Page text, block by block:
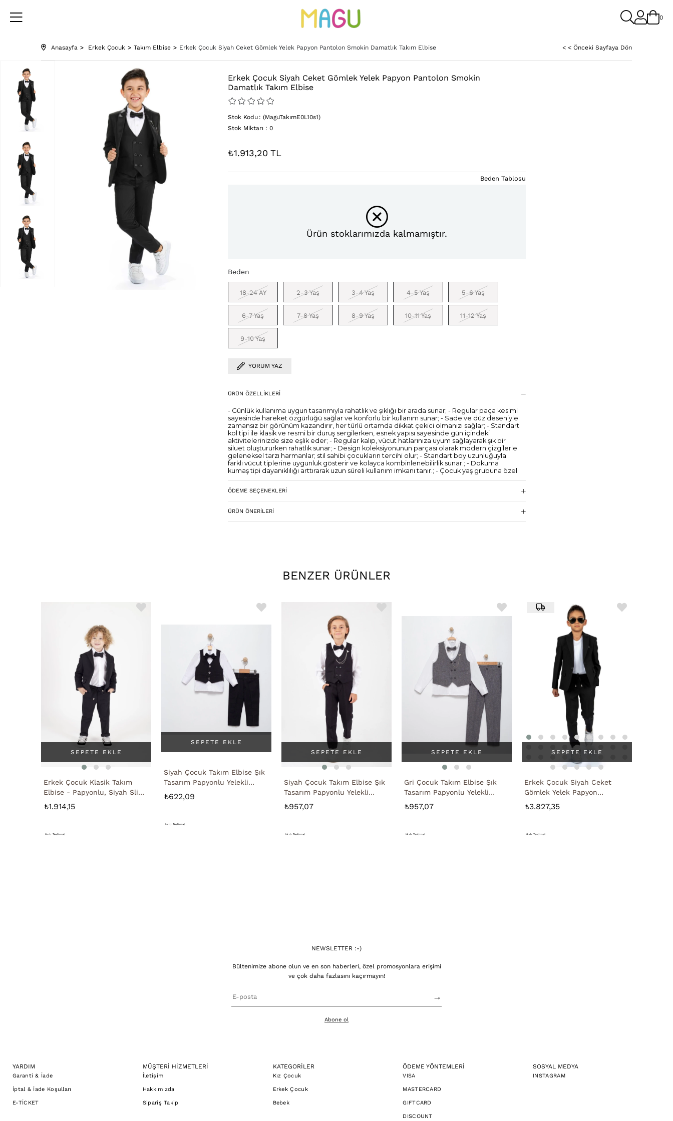
0
Anasayfa Erkek Çocuk Takım Elbise Erkek Çocuk Siyah Ceket Gömlek Yelek Papyon Pantolon Smokin Damatlık Takım Elbise < < Önceki Sayfaya Dön
Erkek Çocuk Siyah Ceket Gömlek Yelek Papyon Pantolon Smokin
Damatlık Takım Elbise
(MaguTakımE0L10s1)
Stok Kodu
Stok Miktarı : 0
₺1.913,20
Ürün stoklarımızda kalmamıştır.
Beden
18-24 AY 2-3 Yaş 3-4 Yaş 4-5 Yaş 5-6 Yaş
6-7 Yaş 7-8 Yaş 8-9 Yaş 10-11 Yaş 11-12 Yaş
9-10 Yaş
Beden Tablosu
YORUM YAZ
ÜRÜN ÖZELLIKLERI
- Günlük kullanıma uygun tasarımıyla rahatlık ve şıklığı bir arada sunar; - Regular paça kesimi
sayesinde hareket özgürlüğü sağlar ve konforlu bir kullanım sunar; - Sade ve düz deseniyle
zamansız bir görünüm kazandırır, her türlü ortamda dikkat çekici olmanızı sağlar; - Standart
kol tipi ile klasik ve resmi bir duruş sergilerken, esnek yapısı sayesinde gün içindeki
aktivitelerinizde size eşlik eder; - Regular kalıp, vücut hatlarınıza uyum sağlayarak şık bir
siluet oluştururken rahatlık sunar; - Design koleksiyonunun parçası olarak modern çizgilerle
geleneksel tarzı harmanlar; stil sahibi çocukların tercihi olur; - Standart boy uzunluğuyla
farklı vücut tiplerine uygunluk gösterir ve kolayca kombinlenebilirlik sunar.; - Dokuma
kumaş tipi dayanıklılığı arttırarak uzun süreli kullanım imkanı tanır.; - Çocuk yaş grubuna özel
Cinsiyet
ÖDEME SEÇENEKLERI
ÜRÜN ÖNERILERI
BENZER ÜRÜNLER
Erkek Çocuk Klasik Takım
Elbise - Papyonlu, Siyah Slim
Fit Özel Gün Kombini
₺1.914,15
SEPETE EKLE
Hızlı Teslimat
Siyah Çocuk Takım Elbise Şık
Tasarım Papyonlu Yelekli
Smokin
₺622,09
SEPETE EKLE
Hızlı Teslimat
Siyah Çocuk Takım Elbise Şık
Tasarım Papyonlu Yelekli
Smokin
₺957,07
SEPETE EKLE
Hızlı Teslimat
Gri Çocuk Takım Elbise Şık
Tasarım Papyonlu Yelekli
Smokin
₺957,07
SEPETE EKLE
Hızlı Teslimat
Erkek Çocuk Siyah Ceket
Gömlek Yelek Papyon
Pantolon Takım Elbise
₺3.827,35
SEPETE EKLE
Hızlı Teslimat
NEWSLETTER :-)
Bültenimize abone olun ve en son haberleri, özel promosyonlara erişimi
ve çok daha fazlasını kaçırmayın!
→
Abone ol
YARDIM
Garanti & İade
İptal & İade Koşulları
E-TİCKET
MÜŞTERİ HİZMETLERİ
İletişim
Hakkımızda
Sipariş Takip
KATEGORİLER
Kız Çocuk
Erkek Çocuk
Bebek
ÖDEME YÖNTEMLERİ
VISA
MASTERCARD
GIFTCARD
DISCOUNT
SOSYAL MEDYA
INSTAGRAM